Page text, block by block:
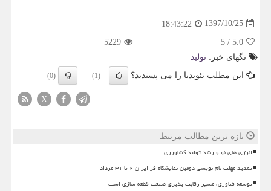
1397/10/25
18:43:22
5.0
/
5
5229
تگهای خبر: تولید
این مطلب نئوپدیا را می پسندید؟
(1)
(0)
X
تازه ترین مطالب مرتبط
انرژی های نو و رشد تولید کشاورزی
تمدید مهلت نام نویسی دومین نمایشگاه فر ایران ۲ تا ۳۱ مرداد
توسعه فناوری، مسیر رقابت پذیری صنعت قطعه سازی است